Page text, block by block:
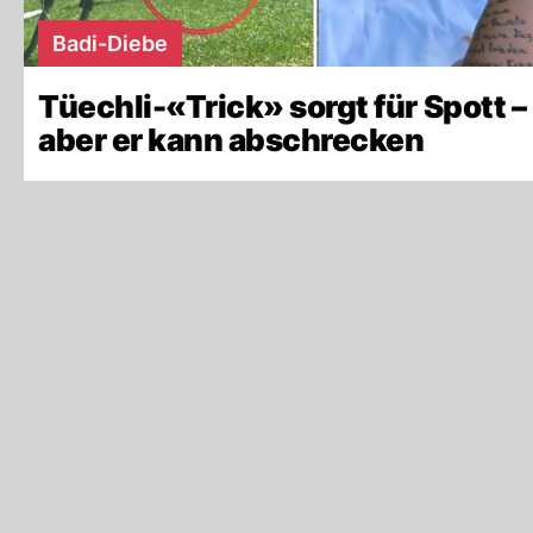
Badi-Diebe
Tüechli-«Trick» sorgt für Spott –
aber er kann abschrecken